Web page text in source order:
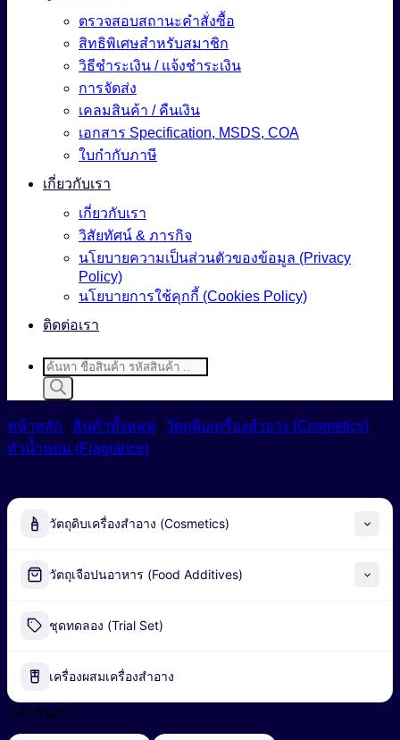
ตรวจสอบสถานะคำสั่งซื้อ
สิทธิพิเศษสำหรับสมาชิก
วิธีชำระเงิน / แจ้งชำระเงิน
การจัดส่ง
เคลมสินค้า / คืนเงิน
เอกสาร Specification, MSDS, COA
ใบกำกับภาษี
เกี่ยวกับเรา
เกี่ยวกับเรา
วิสัยทัศน์ & ภารกิจ
นโยบายความเป็นส่วนตัวของข้อมูล (Privacy
Policy)
นโยบายการใช้คุกกี้ (Cookies Policy)
ติดต่อเรา
Products
search
หน้าหลัก / สินค้าทั้งหมด / วัตถุดิบเครื่องสำอาง (Cosmetics) /
หัวน้ำหอม (Fragrance)
วัตถุดิบเครื่องสำอาง (Cosmetics)
Alpha-Arbutin
น้ำมันหอมระเหย (Essential Oil)
พอลิเมอร์ (Polymer)
วัตถุเจือปนอาหาร (Food Additives)
Industrial Fermentation Nutrient
ชุดทดลอง (Trial Set)
เครื่องผสมเครื่องสำอาง
แท็กสินค้า